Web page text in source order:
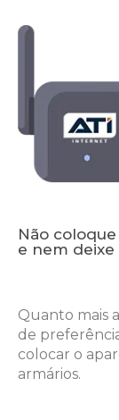
Não
e nem
Quanto mais
de
colocar o
armários.